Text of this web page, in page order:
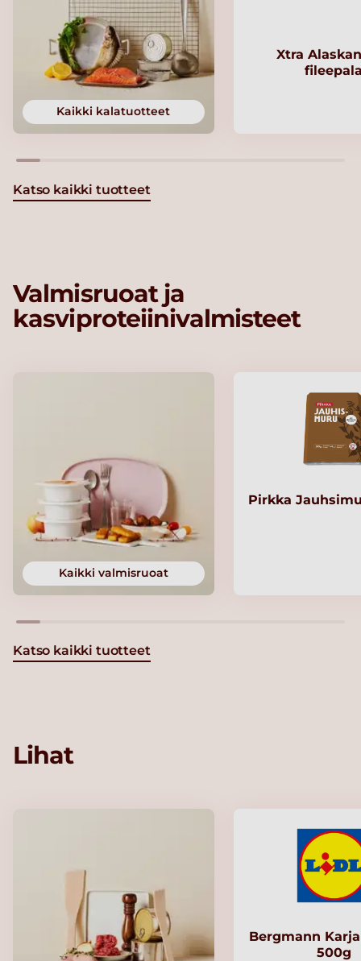
Kaikki kalatuotteet
Xtra
Katso kaikki tuotteet
Valmisruoat ja
kasviproteiinivalmisteet
Kaikki valmisruoat
Pirkka
Katso kaikki tuotteet
Lihat
Bergmann
500g